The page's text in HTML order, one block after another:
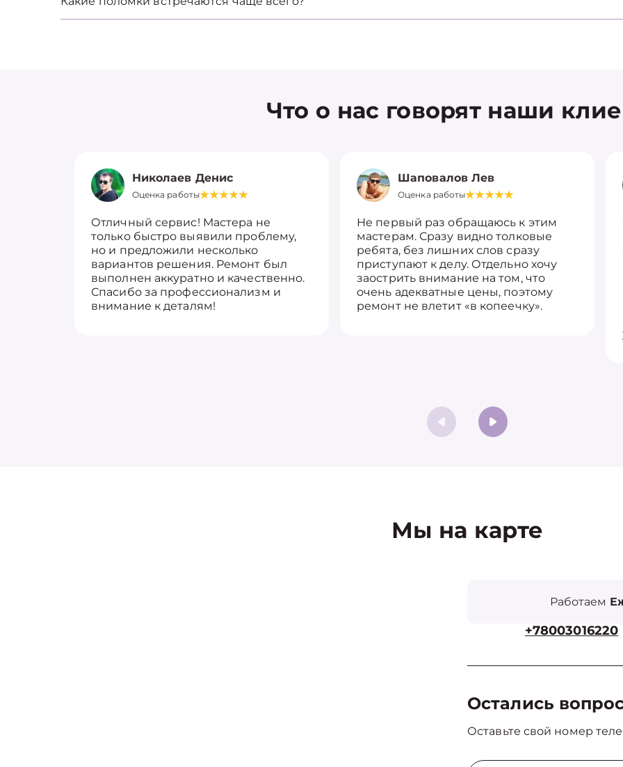
Что о нас говорят наши
Николаев Денис
Оценка работы
Отличный сервис! Мастера не
только быстро выявили проблему,
но и предложили несколько
вариантов решения. Ремонт был
выполнен аккуратно и качественно.
Спасибо за профессионализм и
внимание к деталям!
Шаповалов Лев
Оценка работы
Не первый раз обращаюсь к этим
мастерам. Сразу видно толковые
ребята, без лишних слов сразу
приступают к делу. Отдельно хочу
заострить внимание на том, что
очень адекватные цены, поэтому
ремонт не влетит «в копеечку».
Мы на карте
Работаем
+78003016220
Остались
Оставьте свой номер